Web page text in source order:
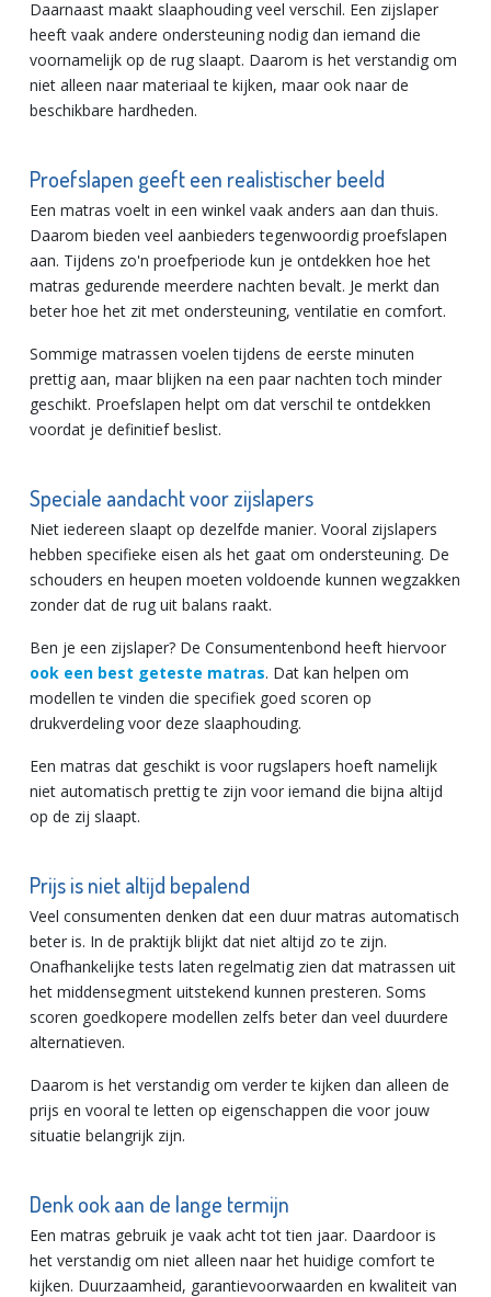
Daarnaast maakt slaaphouding veel verschil. Een zijslaper
heeft vaak andere ondersteuning nodig dan iemand die
voornamelijk op de rug slaapt. Daarom is het verstandig om
niet alleen naar materiaal te kijken, maar ook naar de
beschikbare hardheden.
Proefslapen geeft een realistischer beeld
Een matras voelt in een winkel vaak anders aan dan thuis.
Daarom bieden veel aanbieders tegenwoordig proefslapen
aan. Tijdens zo'n proefperiode kun je ontdekken hoe het
matras gedurende meerdere nachten bevalt. Je merkt dan
beter hoe het zit met ondersteuning, ventilatie en comfort.
Sommige matrassen voelen tijdens de eerste minuten
prettig aan, maar blijken na een paar nachten toch minder
geschikt. Proefslapen helpt om dat verschil te ontdekken
voordat je definitief beslist.
Speciale aandacht voor zijslapers
Niet iedereen slaapt op dezelfde manier. Vooral zijslapers
hebben specifieke eisen als het gaat om ondersteuning. De
schouders en heupen moeten voldoende kunnen wegzakken
zonder dat de rug uit balans raakt.
Ben je een zijslaper? De Consumentenbond heeft hiervoor
ook een best geteste matras. Dat kan helpen om
modellen te vinden die specifiek goed scoren op
drukverdeling voor deze slaaphouding.
Een matras dat geschikt is voor rugslapers hoeft namelijk
niet automatisch prettig te zijn voor iemand die bijna altijd
op de zij slaapt.
Prijs is niet altijd bepalend
Veel consumenten denken dat een duur matras automatisch
beter is. In de praktijk blijkt dat niet altijd zo te zijn.
Onafhankelijke tests laten regelmatig zien dat matrassen uit
het middensegment uitstekend kunnen presteren. Soms
scoren goedkopere modellen zelfs beter dan veel duurdere
alternatieven.
Daarom is het verstandig om verder te kijken dan alleen de
prijs en vooral te letten op eigenschappen die voor jouw
situatie belangrijk zijn.
Denk ook aan de lange termijn
Een matras gebruik je vaak acht tot tien jaar. Daardoor is
het verstandig om niet alleen naar het huidige comfort te
kijken. Duurzaamheid, garantievoorwaarden en kwaliteit van